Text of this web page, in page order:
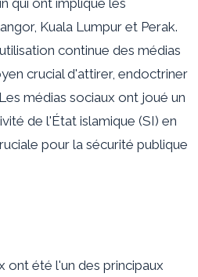
Kuala Lumpur et Perak.
continue des médias
crucial d'attirer, endoctriner
médias sociaux ont joué un
de l'État islamique (SI) en
pour la sécurité publique
ont été l'un des principaux